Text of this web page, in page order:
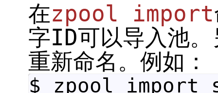
在zpool import
字ID可以导入池
重新命名。例如：
$ zpool import